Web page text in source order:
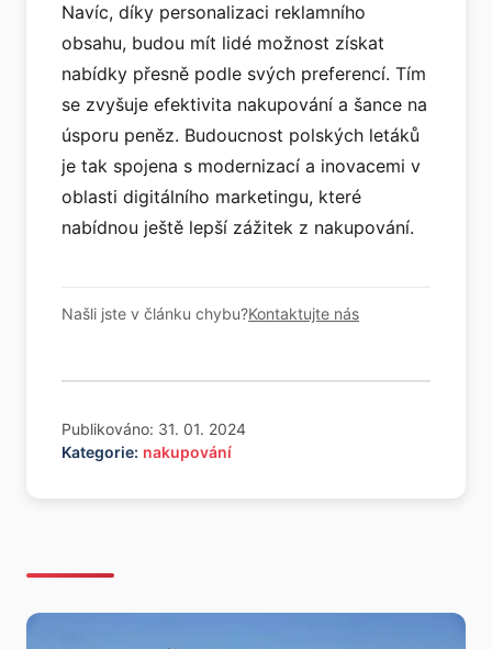
Navíc, díky personalizaci reklamního
obsahu, budou mít lidé možnost získat
nabídky přesně podle svých preferencí. Tím
se zvyšuje efektivita nakupování a šance na
úsporu peněz. Budoucnost polských letáků
je tak spojena s modernizací a inovacemi v
oblasti digitálního marketingu, které
nabídnou ještě lepší zážitek z nakupování.
Našli jste v článku chybu?Kontaktujte nás
Publikováno: 31. 01. 2024
Kategorie: nakupování